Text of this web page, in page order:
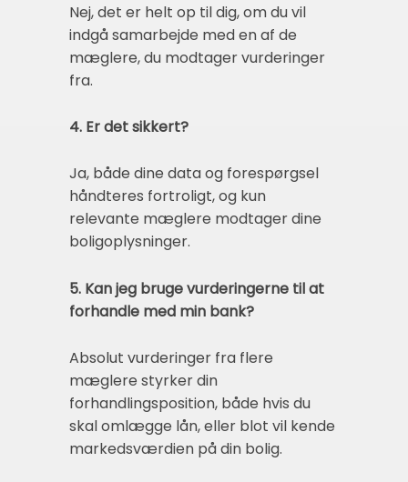
Nej, det er helt op til dig, om du vil
indgå samarbejde med en af de
mæglere, du modtager vurderinger
fra.
4. Er det sikkert?
Ja, både dine data og forespørgsel
håndteres fortroligt, og kun
relevante mæglere modtager dine
boligoplysninger.
5. Kan jeg bruge vurderingerne til at
forhandle med min bank?
Absolut vurderinger fra flere
mæglere styrker din
forhandlingsposition, både hvis du
skal omlægge lån, eller blot vil kende
markedsværdien på din bolig.